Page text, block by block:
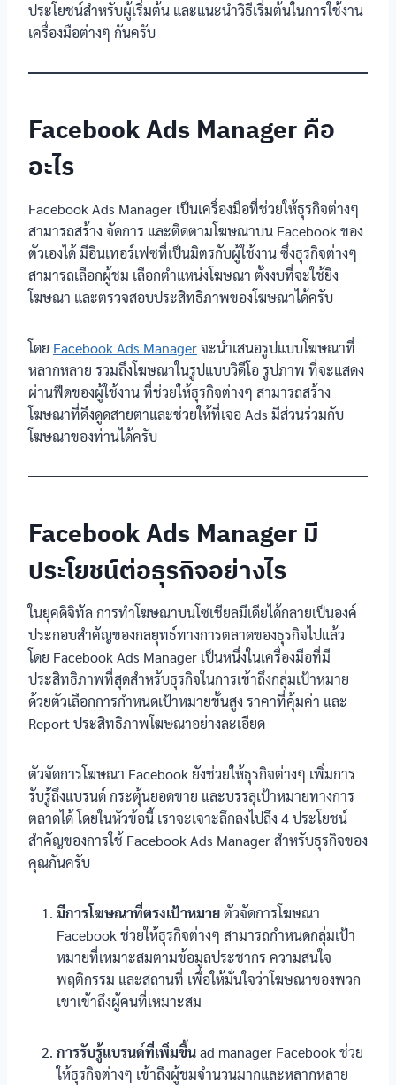
ประโยชน์สำหรับผู้เริ่มต้น และแนะนำวิธีเริ่มต้นในการใช้งาน
เครื่องมือต่างๆ กันครับ
Facebook Ads Manager คือ
อะไร
Facebook Ads Manager เป็นเครื่องมือที่ช่วยให้ธุรกิจต่างๆ
สามารถสร้าง จัดการ และติดตามโฆษณาบน Facebook ของ
ตัวเองได้ มีอินเทอร์เฟซที่เป็นมิตรกับผู้ใช้งาน ซึ่งธุรกิจต่างๆ
สามารถเลือกผู้ชม เลือกตำแหน่งโฆษณา ตั้งงบที่จะใช้ยิง
โฆษณา และตรวจสอบประสิทธิภาพของโฆษณาได้ครับ
โดย Facebook Ads Managerจะนำเสนอรูปแบบโฆษณาที่
หลากหลาย รวมถึงโฆษณาในรูปแบบวิดีโอ รูปภาพ ที่จะแสดง
ผ่านฟีดของผู้ใช้งาน ที่ช่วยให้ธุรกิจต่างๆ สามารถสร้าง
โฆษณาที่ดึงดูดสายตาและช่วยให้ที่เจอ Ads มีส่วนร่วมกับ
โฆษณาของท่านได้ครับ
Facebook Ads Manager มี
ประโยชน์ต่อธุรกิจอย่างไร
ในยุคดิจิทัล การทำโฆษณาบนโซเชียลมีเดียได้กลายเป็นองค์
ประกอบสำคัญของกลยุทธ์ทางการตลาดของธุรกิจไปแล้ว
โดย Facebook Ads Manager เป็นหนึ่งในเครื่องมือที่มี
ประสิทธิภาพที่สุดสำหรับธุรกิจในการเข้าถึงกลุ่มเป้าหมาย
ด้วยตัวเลือกการกำหนดเป้าหมายขั้นสูง ราคาที่คุ้มค่า และ
Report ประสิทธิภาพโฆษณาอย่างละเอียด
ตัวจัดการโฆษณา Facebook ยังช่วยให้ธุรกิจต่างๆ เพิ่มการ
รับรู้ถึงแบรนด์ กระตุ้นยอดขาย และบรรลุเป้าหมายทางการ
ตลาดได้ โดยในหัวข้อนี้ เราจะเจาะลึกลงไปถึง 4 ประโยชน์
สำคัญของการใช้ Facebook Ads Manager สำหรับธุรกิจของ
คุณกันครับ
มีการโฆษณาที่ตรงเป้าหมายตัวจัดการโฆษณา
Facebook ช่วยให้ธุรกิจต่างๆ สามารถกำหนดกลุ่มเป้า
หมายที่เหมาะสมตามข้อมูลประชากร ความสนใจ
พฤติกรรม และสถานที่ เพื่อให้มั่นใจว่าโฆษณาของพวก
เขาเข้าถึงผู้คนที่เหมาะสม
การรับรู้แบรนด์ที่เพิ่มขึ้นad manager Facebook ช่วย
ให้ธุรกิจต่างๆ เข้าถึงผู้ชมจำนวนมากและหลากหลาย